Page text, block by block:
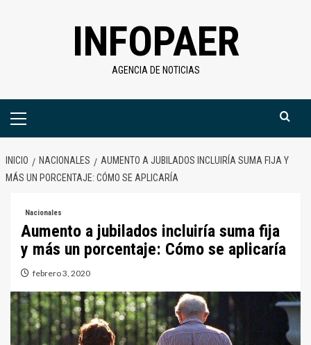
INFOPAER
AGENCIA DE NOTICIAS
Menú
INICIO NACIONALES
AUMENTO A JUBILADOS INCLUIRÍA SUMA FIJA Y
MÁS UN PORCENTAJE: CÓMO SE APLICARÍA
Nacionales
Aumento a jubilados incluiría suma fija
y más un porcentaje: Cómo se aplicaría
febrero 3, 2020